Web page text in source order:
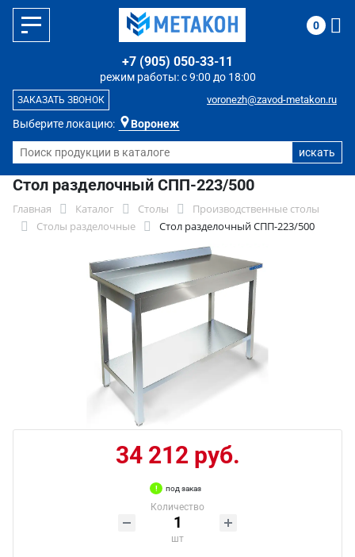
Выберите локацию: Воронеж
режим работы: с 9:00 до 18:00
+7 (905) 050-33-11
voronezh@zavod-metakon.ru
ЗАКАЗАТЬ ЗВОНОК
0
Стол разделочный СПП-223/500
Главная Каталог Столы
Производственные столы
Столы разделочные
Стол разделочный СПП-223/500
34 212 руб.
под заказ
Количество
шт